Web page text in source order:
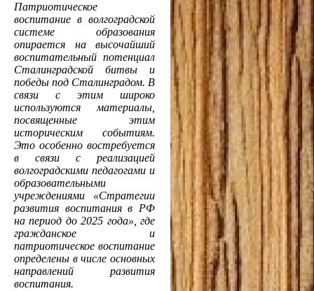
Патриотическое
воспитание в волгоградской
системе образования
опирается на высочайший
воспитательный потенциал
Сталинградской битвы и
победы под Сталинградом. В
связи с этим широко
используются материалы,
посвященные этим
историческим событиям.
Это особенно востребуется
в связи с реализацией
волгоградскими педагогами и
образовательными
учреждениями «Стратегии
развития воспитания в РФ
на период до 2025 года», где
гражданское и
патриотическое воспитание
определены в числе основных
направлений развития
воспитания.